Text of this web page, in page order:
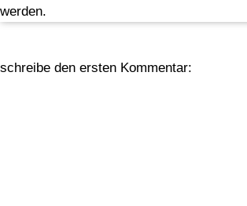
werden.
schreibe den ersten Kommentar: